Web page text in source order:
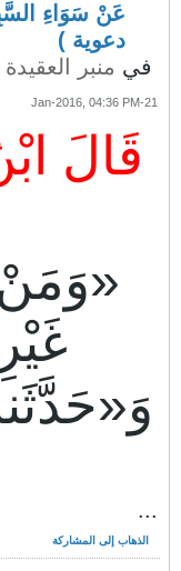
عَنْ سَوَاءِ
دعوية )
في منبر
21-Jan-2016, 04:36 PM
قَالَ
...
الذهاب إلى المشاركة